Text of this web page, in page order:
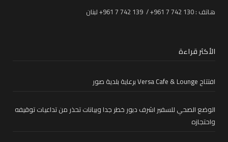
هاتف : 130 742 7 961+ / 139 742 7 961+ لبنان
الأكثر قراءة
افتتاح Versa Cafe & Lounge برعاية بلدية صور
الوضع الصحي للسفير اشرف دبور خطر جدا وبيانات تحذر من تداعيات توقيفه
واحتجازه